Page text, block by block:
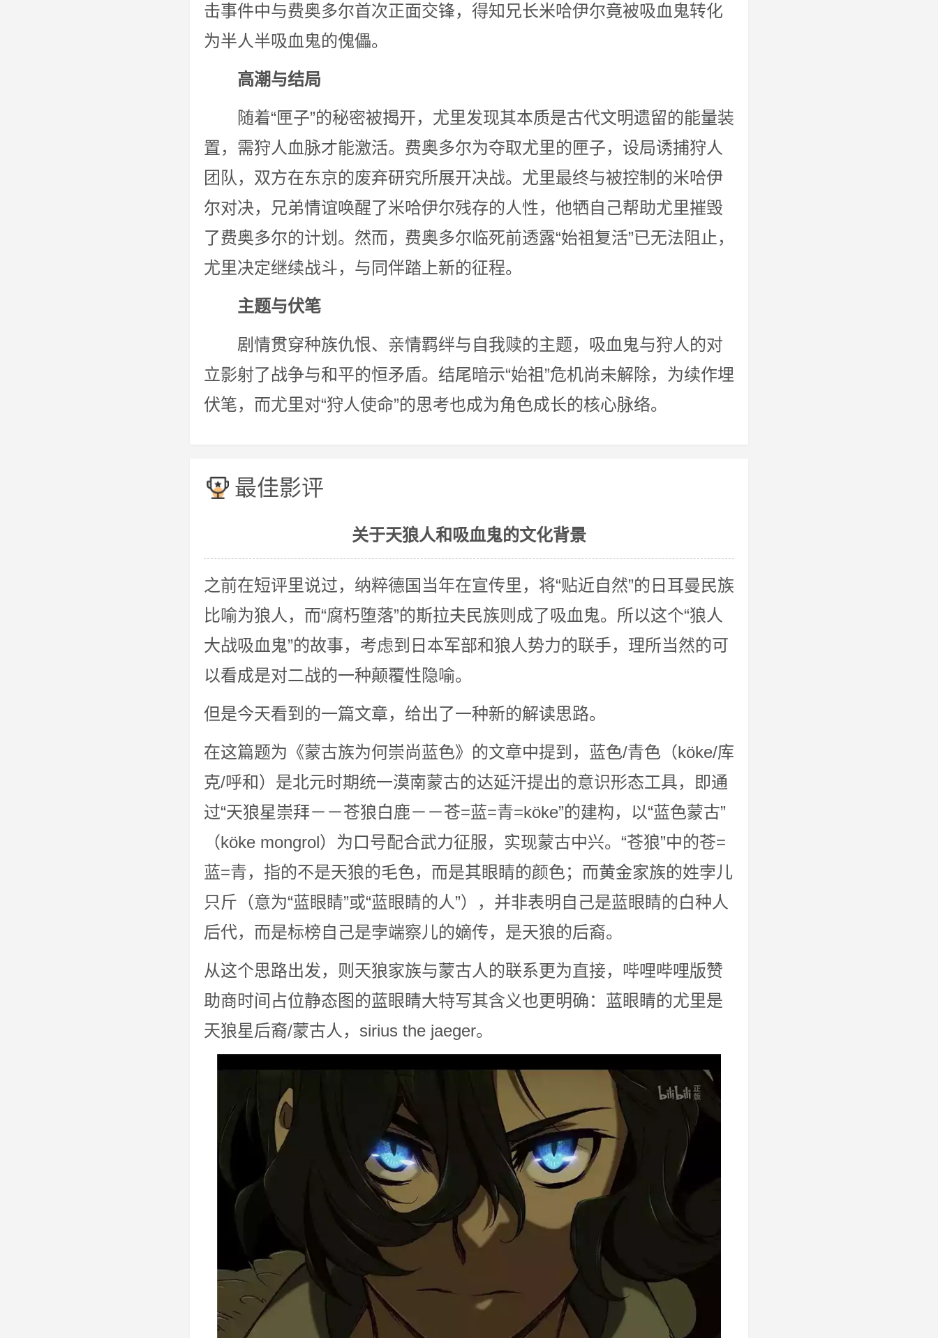
击事件中与费奥多尔首次正面交锋，得知兄长米哈伊尔竟被吸血鬼转化
为半人半吸血鬼的傀儡。
高潮与结局
随着“匣子”的秘密被揭开，尤里发现其本质是古代文明遗留的能量装
置，需狩人血脉才能激活。费奥多尔为夺取尤里的匣子，设局诱捕狩人
团队，双方在东京的废弃研究所展开决战。尤里最终与被控制的米哈伊
尔对决，兄弟情谊唤醒了米哈伊尔残存的人性，他牺自己帮助尤里摧毁
了费奥多尔的计划。然而，费奥多尔临死前透露“始祖复活”已无法阻止，
尤里决定继续战斗，与同伴踏上新的征程。
主题与伏笔
剧情贯穿种族仇恨、亲情羁绊与自我赎的主题，吸血鬼与狩人的对
立影射了战争与和平的恒矛盾。结尾暗示“始祖”危机尚未解除，为续作埋
伏笔，而尤里对“狩人使命”的思考也成为角色成长的核心脉络。
最佳影评
关于天狼人和吸血鬼的文化背景
之前在短评里说过，纳粹德国当年在宣传里，将“贴近自然”的日耳曼民族
比喻为狼人，而“腐朽堕落”的斯拉夫民族则成了吸血鬼。所以这个“狼人
大战吸血鬼”的故事，考虑到日本军部和狼人势力的联手，理所当然的可
以看成是对二战的一种颠覆性隐喻。
但是今天看到的一篇文章，给出了一种新的解读思路。
在这篇题为《蒙古族为何崇尚蓝色》的文章中提到，蓝色/青色（köke/库
克/呼和）是北元时期统一漠南蒙古的达延汗提出的意识形态工具，即通
过“天狼星崇拜－－苍狼白鹿－－苍=蓝=青=köke”的建构，以“蓝色蒙古”
（köke mongrol）为口号配合武力征服，实现蒙古中兴。“苍狼”中的苍=
蓝=青，指的不是天狼的毛色，而是其眼睛的颜色；而黄金家族的姓孛儿
只斤（意为“蓝眼睛”或“蓝眼睛的人”），并非表明自己是蓝眼睛的白种人
后代，而是标榜自己是孛端察儿的嫡传，是天狼的后裔。
从这个思路出发，则天狼家族与蒙古人的联系更为直接，哔哩哔哩版赞
助商时间占位静态图的蓝眼睛大特写其含义也更明确：蓝眼睛的尤里是
天狼星后裔/蒙古人，sirius the jaeger。